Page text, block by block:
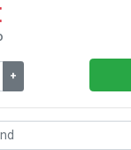
+